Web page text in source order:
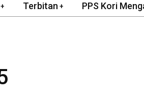
Terbitan PPS Kori